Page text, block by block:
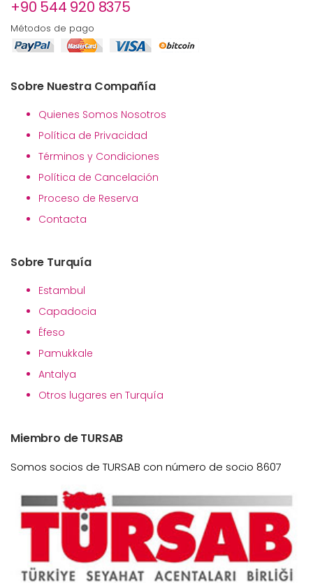
+90 544 920 8375
Métodos de pago
Sobre Nuestra Compañía
Quienes Somos Nosotros
Política de Privacidad
Términos y Condiciones
Política de Cancelación
Proceso de Reserva
Contacta
Sobre Turquía
Estambul
Capadocia
Éfeso
Pamukkale
Antalya
Otros lugares en Turquía
Miembro de TURSAB
Somos socios de TURSAB con número de socio 8607